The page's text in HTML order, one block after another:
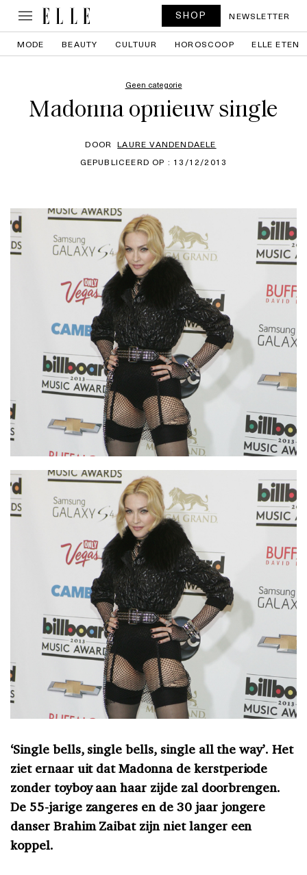
SHOP NEWSLETTER
MODE BEAUTY CULTUUR HOROSCOOP ELLE ETEN
Geen categorie
Madonna opnieuw single
DOOR LAURE VANDENDAELE
GEPUBLICEERD OP : 13/12/2013
‘Single bells, single bells, single all the way’. Het
ziet ernaar uit dat Madonna de kerstperiode
zonder toyboy aan haar zijde zal doorbrengen.
De 55-jarige zangeres en de 30 jaar jongere
danser Brahim Zaibat zijn niet langer een
koppel.